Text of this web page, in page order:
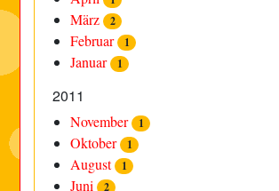
März 2
Februar 1
Januar 1
2011
November 1
Oktober 1
August 1
Juni 2